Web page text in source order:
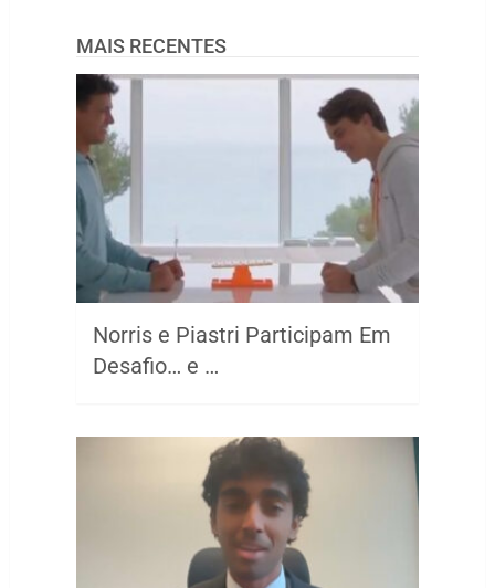
MAIS RECENTES
Norris e Piastri Participam Em
Desafio… e …